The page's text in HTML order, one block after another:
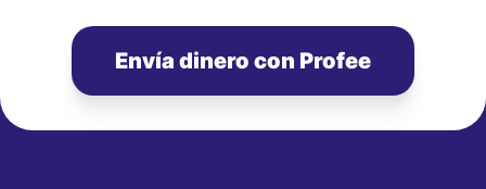
Envía dinero con Profee